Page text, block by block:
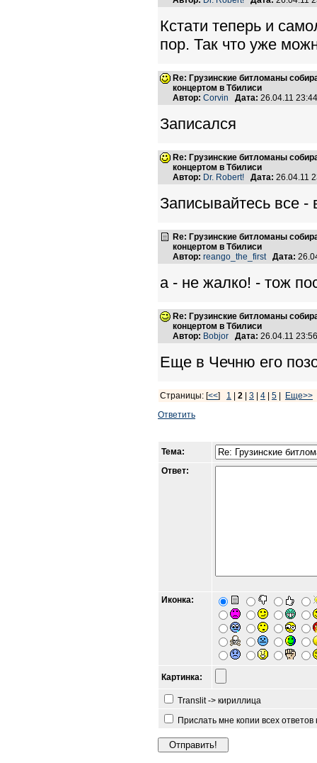
Кстати теперь и
пор. Так что уже
Re: Грузинские битломаны
концертом в Тбилиси
Автор: Corvin Дата: 26.04.11
Записался
Re: Грузинские битломаны
концертом в Тбилиси
Автор: Dr. Robert! Дата: 26.04.11
Записывайтесь все -
Re: Грузинские битломаны
концертом в Тбилиси
Автор: reango_the_first Дата:
а - не жалко! - тож
Re: Грузинские битломаны
концертом в Тбилиси
Автор: Bobjor Дата: 26.04.11
Еще в Чечню его
Страницы: [<<] 1 2 3 4 5
Еще>>
Ответить
Тема:
Ответ:
Иконка:
Картинка:
Translit -> кириллица
Прислать мне копии всех